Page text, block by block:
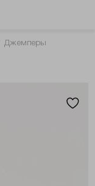
Джемперы